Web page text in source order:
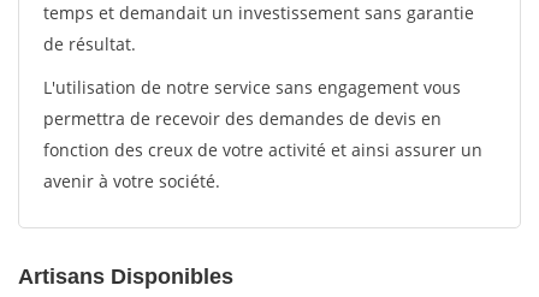
temps et demandait un investissement sans garantie
de résultat.
L'utilisation de notre service sans engagement vous
permettra de recevoir des demandes de devis en
fonction des creux de votre activité et ainsi assurer un
avenir à votre société.
Artisans Disponibles